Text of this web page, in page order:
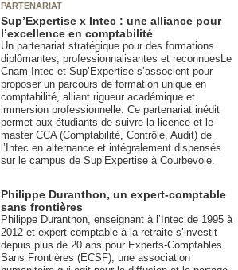
PARTENARIAT
Sup’Expertise x Intec : une alliance pour
l’excellence en comptabilité
Un partenariat stratégique pour des formations
diplômantes, professionnalisantes et reconnuesLe
Cnam-Intec et Sup’Expertise s’associent pour
proposer un parcours de formation unique en
comptabilité, alliant rigueur académique et
immersion professionnelle. Ce partenariat inédit
permet aux étudiants de suivre la licence et le
master CCA (Comptabilité, Contrôle, Audit) de
l’Intec en alternance et intégralement dispensés
sur le campus de Sup’Expertise à Courbevoie.
Philippe Duranthon, un expert-comptable
sans frontières
Philippe Duranthon, enseignant à l’Intec de 1995 à
2012 et expert-comptable à la retraite s’investit
depuis plus de 20 ans pour Experts-Comptables
Sans Frontières (ECSF), une association